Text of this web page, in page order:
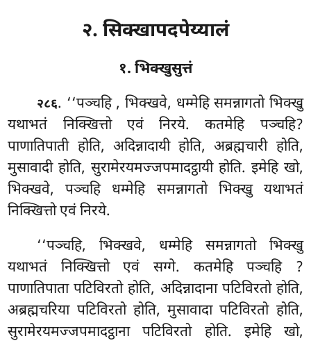
२. सिक्खापदपेय्यालं
१. भिक्खुसुत्तं
२८६. ‘‘पञ्चहि , भिक्खवे, धम्मेहि समन्नागतो भिक्खु
यथाभतं निक्खित्तो एवं निरये. कतमेहि पञ्चहि?
पाणातिपाती होति, अदिन्नादायी होति, अब्रह्मचारी होति,
मुसावादी होति, सुरामेरयमज्जपमादट्ठायी होति. इमेहि खो,
भिक्खवे, पञ्चहि धम्मेहि समन्नागतो भिक्खु यथाभतं
निक्खित्तो एवं निरये.
‘‘पञ्चहि, भिक्खवे, धम्मेहि समन्नागतो भिक्खु
यथाभतं निक्खित्तो एवं सग्गे. कतमेहि पञ्चहि ?
पाणातिपाता पटिविरतो होति, अदिन्नादाना पटिविरतो होति,
अब्रह्मचरिया पटिविरतो होति, मुसावादा पटिविरतो होति,
सुरामेरयमज्जपमादट्ठाना पटिविरतो होति. इमेहि खो,